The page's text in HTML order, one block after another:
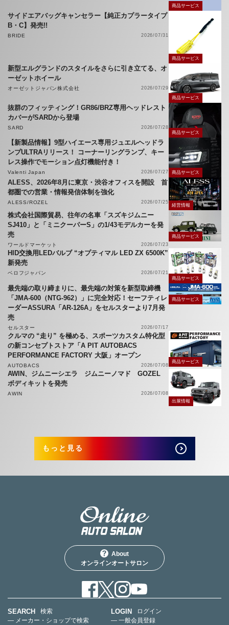
商品サービス
サイドエアバッグキャンセラー【純正カプラータイプ
B・C】発売!!
BRIDE 2026/07/31
商品サービス
新型エルグランドのスタイルをさらに引き立てる、オ
ーゼットホイール
オーゼットジャパン株式会社
2026/07/29
商品サービス
抜群のフィッティング！GR86/BRZ専用ヘッドレスト
カバーがSARDから登場
SARD
2026/07/28
商品サービス
【新製品情報】9型ハイエース専用ジュエルヘッドラ
ンプULTRAリリース！ コーナーリングランプ、キー
レス操作でモーション点灯機能付き！
Valenti Japan 2026/07/27 商品サービス
ALESS、2026年8月に東京・渋谷オフィスを開設 首
都圏での営業・情報発信体制を強化
ALESS/ROZEL 2026/07/25
経営情報
株式会社国際貿易、往年の名車「スズキジムニー
SJ410」と「ミニクーパーS」の1/43モデルカーを発
売
ワールドマーケット 2026/07/23
商品サービス
HID交換用LEDバルブ “オプティマル LED ZX 6500K”
新発売
ベロフジャパン
2026/07/21
商品サービス
最先端の取り締まりに、最先端の対策を新型取締機
「JMA-600（NTG-962）」に完全対応！セーフティレ
ーダーASSURA「AR-126A」をセルスターより7月発
売
セルスター 2026/07/17
商品サービス
クルマの “走り” を極める、スポーツカスタム特化型
の新コンセプトストア「A PIT AUTOBACS
PERFORMANCE FACTORY 大阪」オープン
AUTOBACS 2026/07/08
商品サービス
AWIN、ジムニーシエラ ジムニーノマド GOZEL
ボディキットを発売
AWIN
2026/07/08
出展情報
もっと見る
About
オンラインオートサロン
SEARCH
検索
— メーカー・ショップで検索
LOGIN
ログイン
— 一般会員登録